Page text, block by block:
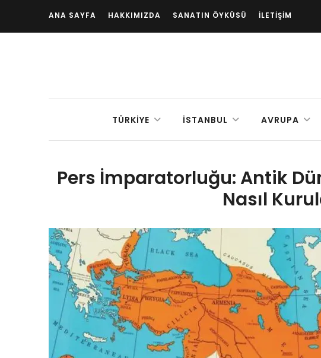
ANA SAYFA HAKKIMIZDA SANATIN ÖYKÜSÜ İLETIŞIM
TÜRKIYE İSTANBUL AVRUPA
Pers İmparatorluğu: Antik
Nasıl